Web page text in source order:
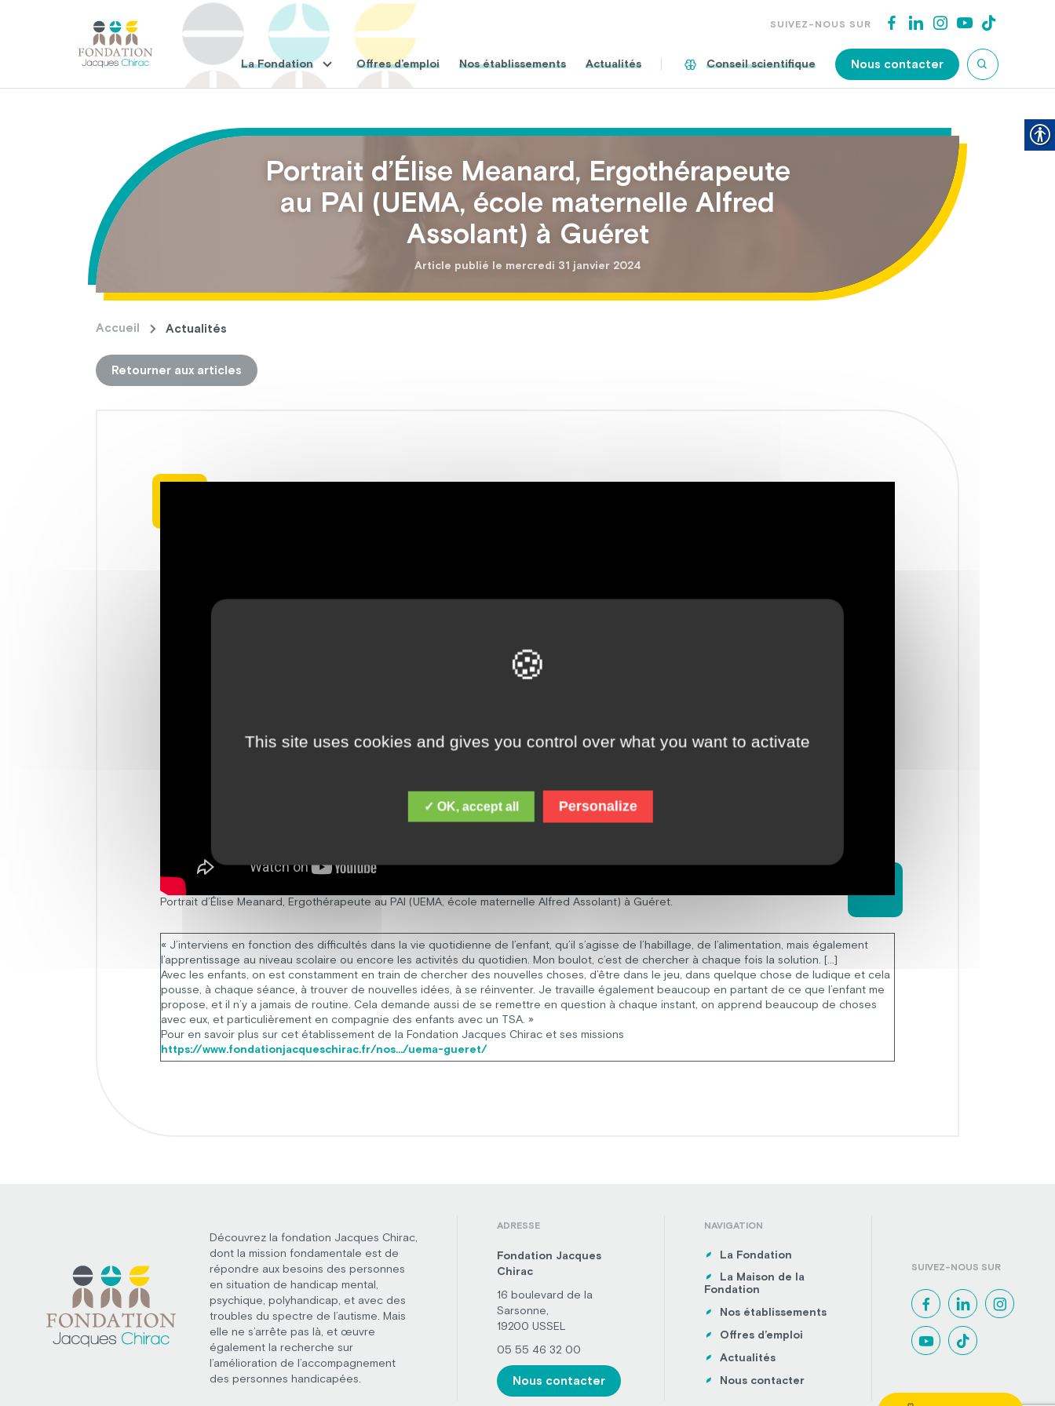
SUIVEZ-NOUS SUR
La Fondation Offres d’emploi Nos établissements Actualités Conseil scientifique Nous contacter
Portrait d’Élise Meanard, Ergothérapeute
au PAI (UEMA, école maternelle Alfred
Assolant) à Guéret
Article publié le mercredi 31 janvier 2024
Accueil Actualités
Retourner aux articles
Portrait d’Élise Meanard, Ergothérapeute au PAI (UEMA, école maternelle Alfred Assolant) à Guéret.
« J’interviens en fonction des difficultés dans la vie quotidienne de l’enfant, qu’il s’agisse de l’habillage, de l’alimentation, mais également
l’apprentissage au niveau scolaire ou encore les activités du quotidien. Mon boulot, c’est de chercher à chaque fois la solution. […]
Avec les enfants, on est constamment en train de chercher des nouvelles choses, d’être dans le jeu, dans quelque chose de ludique et cela
pousse, à chaque séance, à trouver de nouvelles idées, à se réinventer. Je travaille également beaucoup en partant de ce que l’enfant me
propose, et il n’y a jamais de routine. Cela demande aussi de se remettre en question à chaque instant, on apprend beaucoup de choses
avec eux, et particulièrement en compagnie des enfants avec un TSA. »
Pour en savoir plus sur cet établissement de la Fondation Jacques Chirac et ses missions
https://www.fondationjacqueschirac.fr/nos…/uema-gueret/
Découvrez la fondation Jacques Chirac,
dont la mission fondamentale est de
répondre aux besoins des personnes
en situation de handicap mental,
psychique, polyhandicap, et avec des
troubles du spectre de l’autisme. Mais
elle ne s’arrête pas là, et œuvre
également la recherche sur
l’amélioration de l’accompagnement
des personnes handicapées.
ADRESSE
Fondation Jacques
Chirac
16 boulevard de la
Sarsonne,
19200 USSEL
05 55 46 32 00
Nous contacter
NAVIGATION
La Fondation
La Maison de la
Fondation
Nos établissements
Offres d’emploi
Actualités
Nous contacter
SUIVEZ-NOUS SUR
This site uses cookies and gives you control over what you want to activate
✓ OK, accept all Personalize